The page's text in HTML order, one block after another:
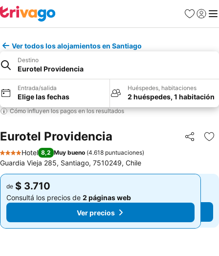
Favoritos
Iniciar
Ver todos los alojamientos en Santiago
Destino
Eurotel Providencia
Entrada/salida
Elige las fechas
Huéspedes, habitaciones
2 huéspedes, 1 habitación
Cómo influyen los pagos en los resultados
Eurotel Providencia Compartir
4 Estrellas
Hotel 8,2 Muy bueno (4.618 puntuaciones)
Guardia Vieja 285, Santiago, 7510249, Chile
de $ 3.710
Consultá los precios de 2 páginas web
Ver precios
de $ 3.710
Consultá los precios de 2 páginas web
Ver precios